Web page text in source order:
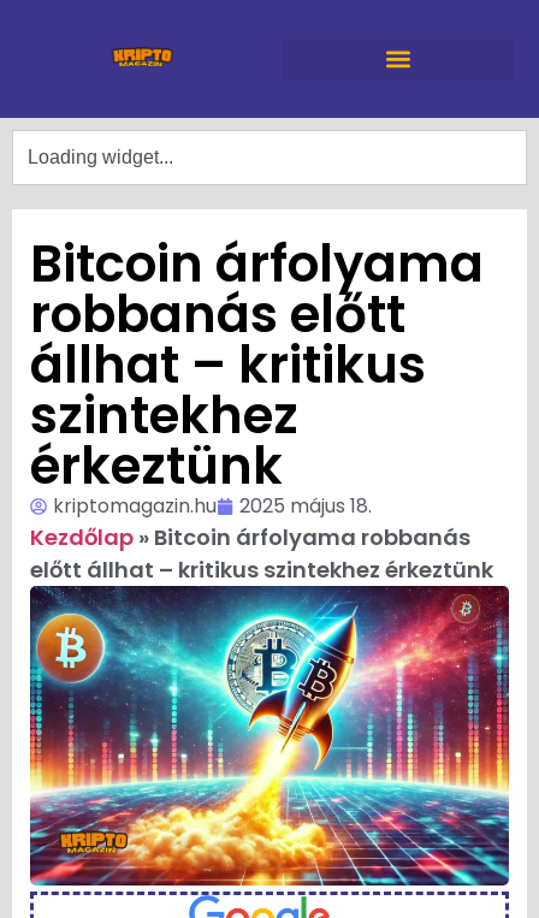
Bitcoin árfolyama
robbanás előtt
állhat – kritikus
szintekhez
érkeztünk
kriptomagazin.hu 2025 május 18.
Kezdőlap » Bitcoin árfolyama robbanás
előtt állhat – kritikus szintekhez érkeztünk